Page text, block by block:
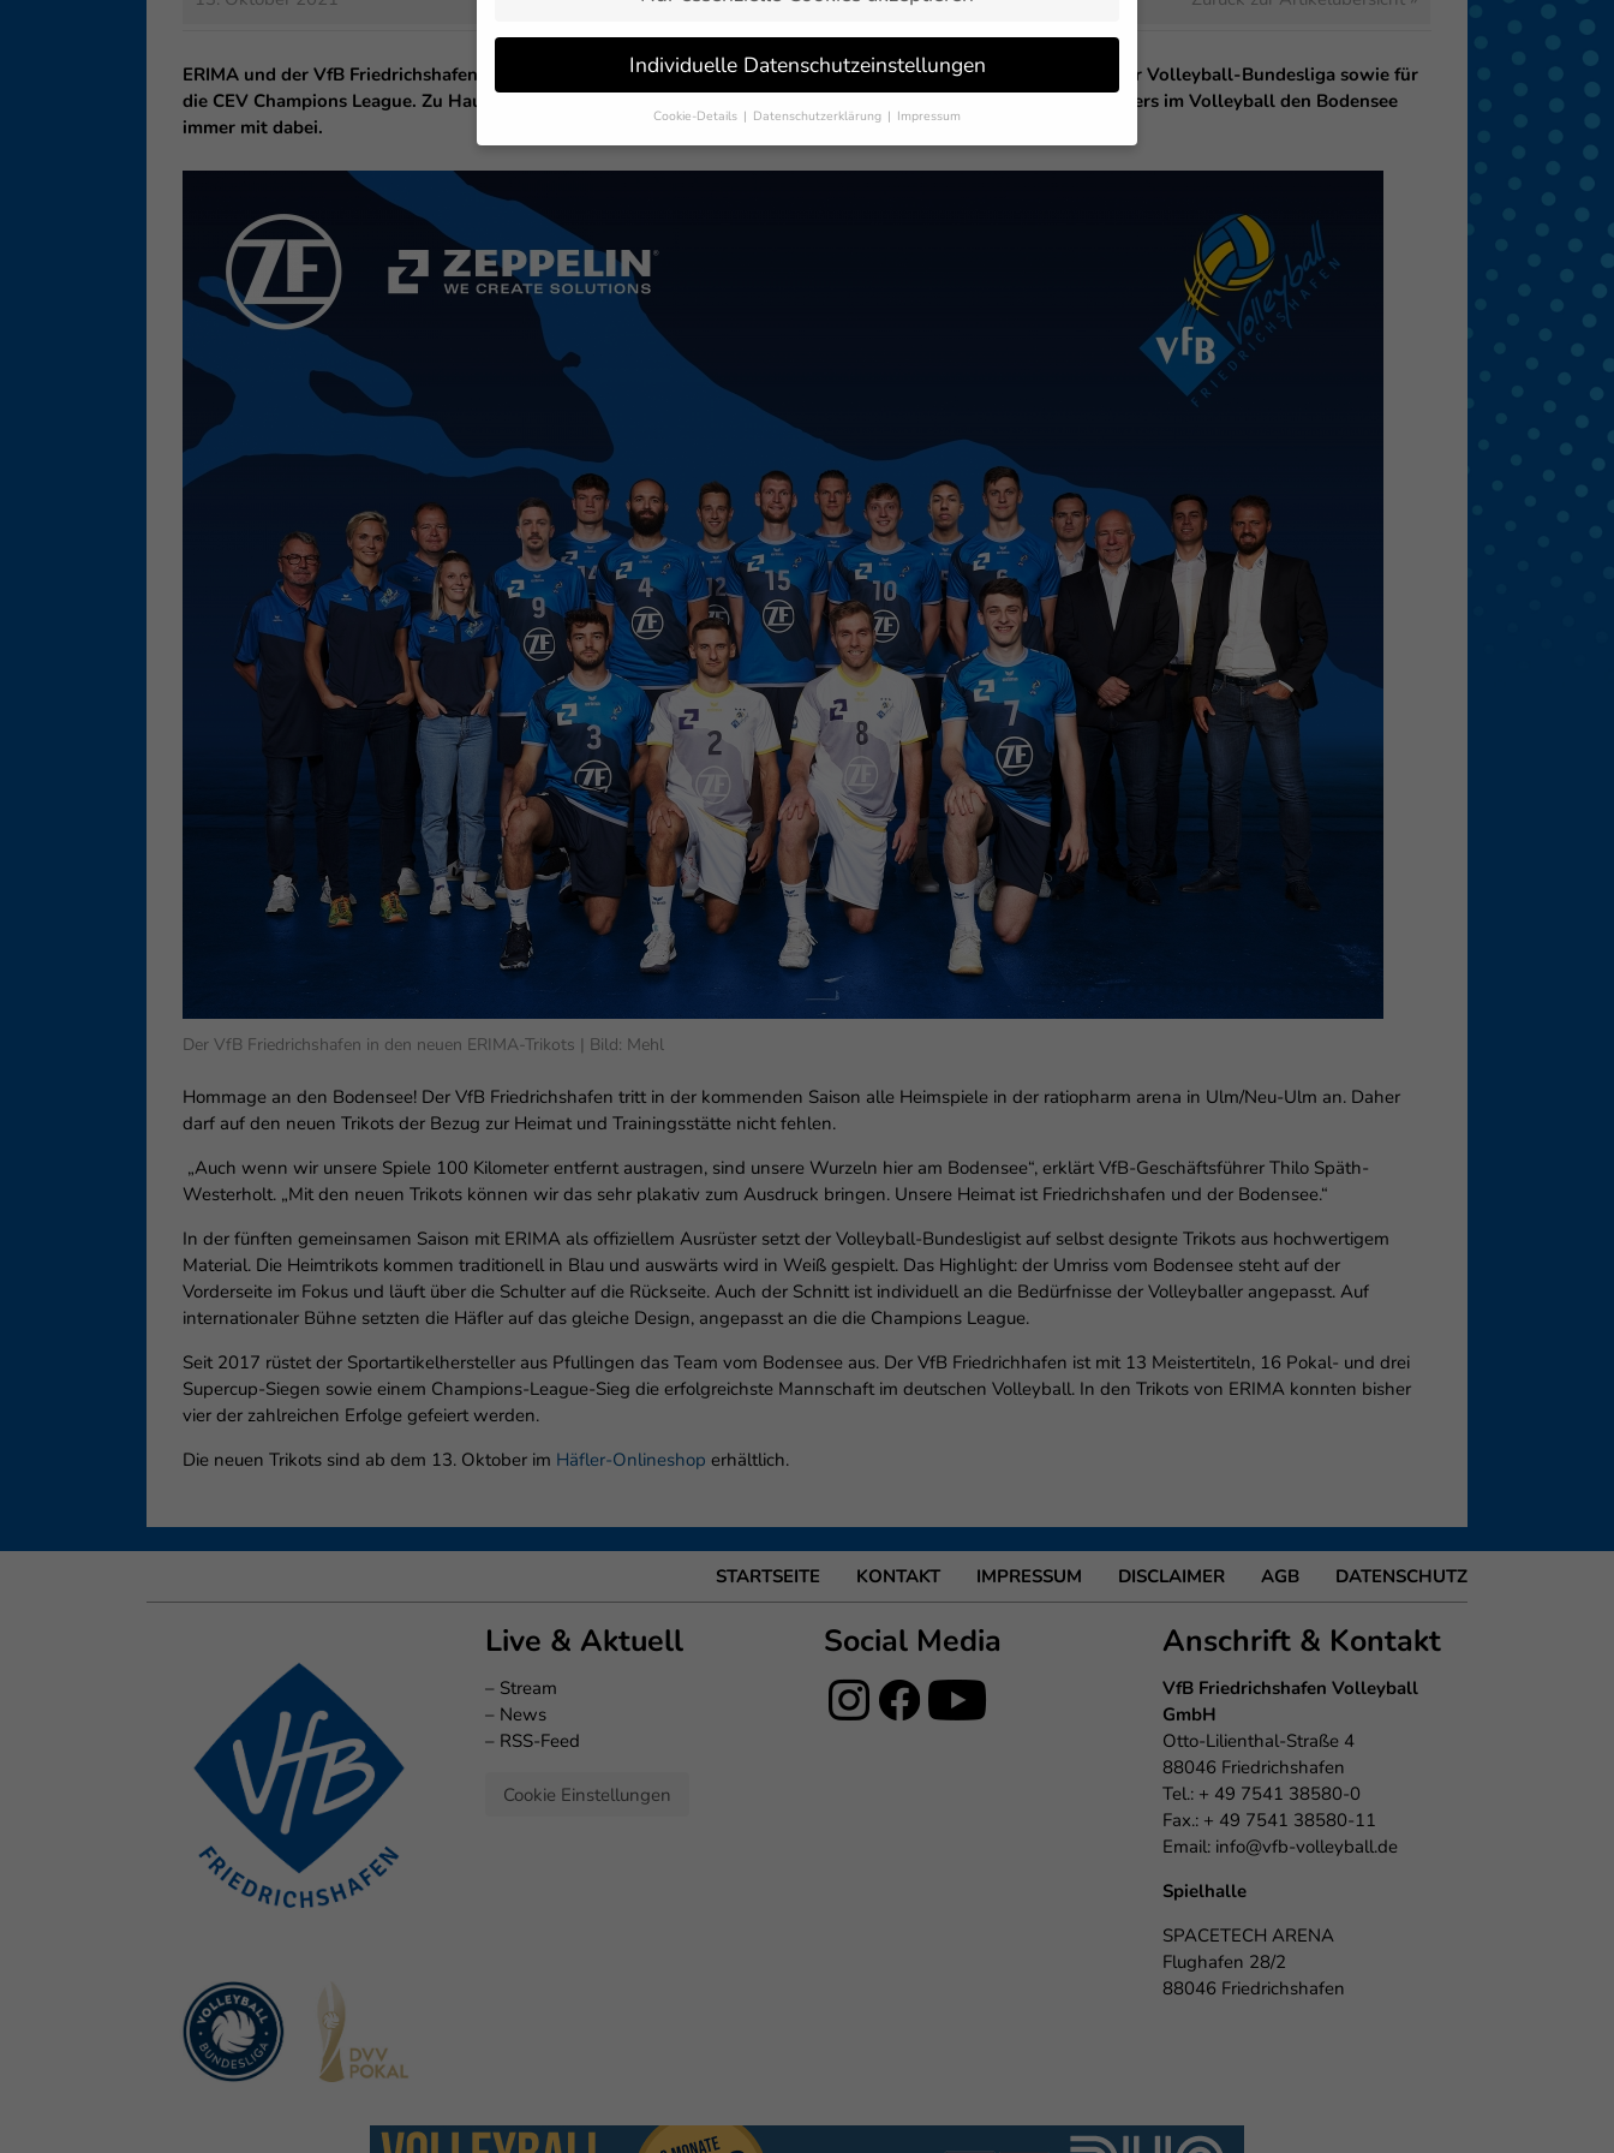
ERIMA und der VfB Friedrichshafen präsentieren das neue Heim- und Auswärtstrikot für die Saison 2021/22 in der Volleyball-Bundesliga sowie für
die CEV Champions League. Zu Hause traditionell in Blau und auswärts in Weiß hat der deutsche Rekordtitelträgers im Volleyball den Bodensee
immer mit dabei.
Der VfB Friedrichshafen in den neuen ERIMA-Trikots | Bild: Mehl
Hommage an den Bodensee! Der VfB Friedrichshafen tritt in der kommenden Saison alle Heimspiele in der ratiopharm arena in Ulm/Neu-Ulm an. Daher
darf auf den neuen Trikots der Bezug zur Heimat und Trainingsstätte nicht fehlen.
„Auch wenn wir unsere Spiele 100 Kilometer entfernt austragen, sind unsere Wurzeln hier am Bodensee“, erklärt VfB-Geschäftsführer Thilo Späth-
Westerholt. „Mit den neuen Trikots können wir das sehr plakativ zum Ausdruck bringen. Unsere Heimat ist Friedrichshafen und der Bodensee.“
In der fünften gemeinsamen Saison mit ERIMA als offiziellem Ausrüster setzt der Volleyball-Bundesligist auf selbst designte Trikots aus hochwertigem
Material. Die Heimtrikots kommen traditionell in Blau und auswärts wird in Weiß gespielt. Das Highlight: der Umriss vom Bodensee steht auf der
Vorderseite im Fokus und läuft über die Schulter auf die Rückseite. Auch der Schnitt ist individuell an die Bedürfnisse der Volleyballer angepasst. Auf
internationaler Bühne setzten die Häfler auf das gleiche Design, angepasst an die die Champions League.
Seit 2017 rüstet der Sportartikelhersteller aus Pfullingen das Team vom Bodensee aus. Der VfB Friedrichhafen ist mit 13 Meistertiteln, 16 Pokal- und drei
Supercup-Siegen sowie einem Champions-League-Sieg die erfolgreichste Mannschaft im deutschen Volleyball. In den Trikots von ERIMA konnten bisher
vier der zahlreichen Erfolge gefeiert werden.
Die neuen Trikots sind ab dem 13. Oktober im Häfler-Onlineshop erhältlich.
DATENSCHUTZ
AGB
DISCLAIMER
IMPRESSUM
KONTAKT
STARTSEITE
Live & Aktuell
– Stream
– News
– RSS-Feed
Cookie Einstellungen
Social Media Anschrift & Kontakt
VfB Friedrichshafen Volleyball
GmbH
Otto-Lilienthal-Straße 4
88046 Friedrichshafen
Tel.: + 49 7541 38580-0
Fax.: + 49 7541 38580-11
Email: info@vfb-volleyball.de
Spielhalle
SPACETECH ARENA
Flughafen 28/2
88046 Friedrichshafen
Individuelle Datenschutzeinstellungen
Cookie-Details Datenschutzerklärung Impressum
Datenschutzeinstellungen
geben möchten, müssen Sie Ihre Erziehungsberechtigten um Erlaubnis bitten.
Wir verwenden Cookies und andere Technologien auf unserer Website. Einige von
ihnen sind essenziell, während andere uns helfen, diese Website und Ihre
Erfahrung zu verbessern.
B. IP-Adressen), z. B. für personalisierte Anzeigen und Inhalte oder Anzeigen- und
Inhaltsmessung.
Weitere Informationen über die Verwendung Ihrer Daten finden
Sie in unserer
Datenschutzerklärung
Hier finden Sie eine Übersicht über alle verwendeten Cookies. Sie können Ihre
Einwilligung zu ganzen Kategorien geben oder sich weitere Informationen anzeigen
lassen und so nur bestimmte Cookies auswählen.
Speichern Nur essenzielle Cookies akzeptieren
Datenschutzeinstellungen
Essenziell (1)
Essenzielle Cookies ermöglichen grundlegende Funktionen und sind für die einwandfreie
Funktion der Website erforderlich.
Cookie-Informationen anzeigen
Externe Medien (6) Externe Medien
Inhalte von Videoplattformen und Social-Media-Plattformen werden standardmäßig
blockiert. Wenn Cookies von externen Medien akzeptiert werden, bedarf der Zugriff auf
diese Inhalte keiner manuellen Einwilligung mehr.
Cookie-Informationen anzeigen
Datenschutzerklärung Impressum